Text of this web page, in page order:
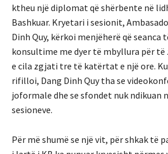
ktheu një diplomat që shërbente në
Bashkuar. Kryetari i sesionit,
Dinh Quy, kërkoi menjëherë që seanca
konsultime me dyer të mbyllura për
e cila zgjati tre të katërtat e një ore.
rifilloi, Dang Dinh Quy tha se
joformale dhe se sfondet nuk ndikuan
sesioneve.
Për më shumë se një vit, për shkak të